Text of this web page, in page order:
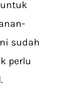
sudah
perlu